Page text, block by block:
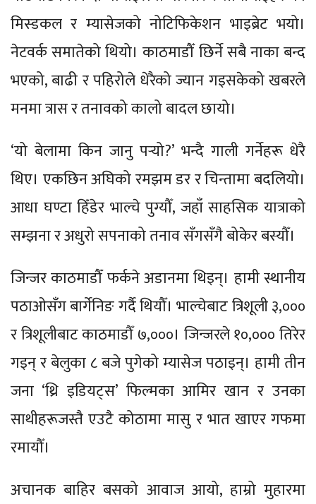
मिस्डकल र म्यासेजको नोटिफिकेशन भाइब्रेट भयो।
नेटवर्क समातेको थियो। काठमाडौँ छिर्ने सबै नाका बन्द
भएको, बाढी र पहिरोले धेरैको ज्यान गइसकेको खबरले
मनमा त्रास र तनावको कालो बादल छायो।
‘यो बेलामा किन जानु पर्‍यो?’ भन्दै गाली गर्नेहरू धेरै
थिए। एकछिन अघिको रमझम डर र चिन्तामा बदलियो।
आधा घण्टा हिँडेर भाल्चे पुग्यौँ, जहाँ साहसिक यात्राको
सम्झना र अधुरो सपनाको तनाव सँगसँगै बोकेर बस्यौँ।
जिन्जर काठमाडौँ फर्कने अडानमा थिइन्। हामी स्थानीय
पठाओसँग बार्गेनिङ गर्दै थियौँ। भाल्चेबाट त्रिशूली ३,०००
र त्रिशूलीबाट काठमाडौँ ७,०००। जिन्जरले १०,००० तिरेर
गइन् र बेलुका ८ बजे पुगेको म्यासेज पठाइन्। हामी तीन
जना ‘थ्रि इडियट्स’ फिल्मका आमिर खान र उनका
साथीहरूजस्तै एउटै कोठामा मासु र भात खाएर गफमा
रमायौँ।
अचानक बाहिर बसको आवाज आयो, हाम्रो मुहारमा